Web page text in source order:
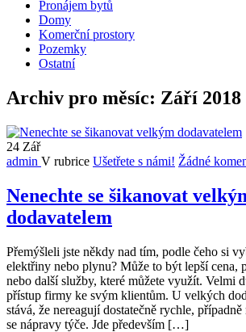
Pronájem bytů
Domy
Komerční prostory
Pozemky
Ostatní
Archiv pro měsíc: Září 2018
24 Zář
admin V rubrice Ušetřete s námi! Žádné
Nenechte se šikanovat
dodavatelem
Přemýšleli jste někdy nad tím, podle čeho si
elektřiny nebo plynu? Může to být lepší cena,
nebo další služby, které můžete využít. Velmi
přístup firmy ke svým klientům. U velkých
stává, že nereagují dostatečně rychle,
se nápravy týče. Jde především […]